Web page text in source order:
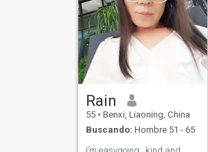
Rain
55 • Benxi, Liaoning, China
Buscando: Hombre 51 - 65